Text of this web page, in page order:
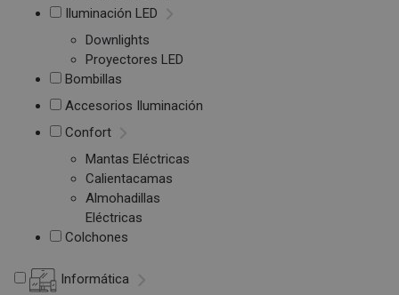
Iluminación LED
Downlights
Proyectores LED
Bombillas
Accesorios Iluminación
Confort
Mantas Eléctricas
Calientacamas
Almohadillas
Eléctricas
Colchones
Informática